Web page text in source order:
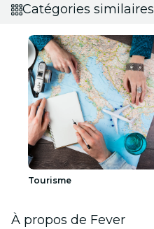
Catégories similaires
Tourisme
À propos de Fever